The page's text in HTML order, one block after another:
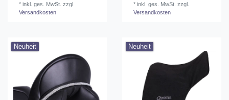
*inkl. ges. MwSt. zzgl.
Versandkosten
*inkl. ges. MwSt. zzgl.
Versandkosten
Neuheit Neuheit